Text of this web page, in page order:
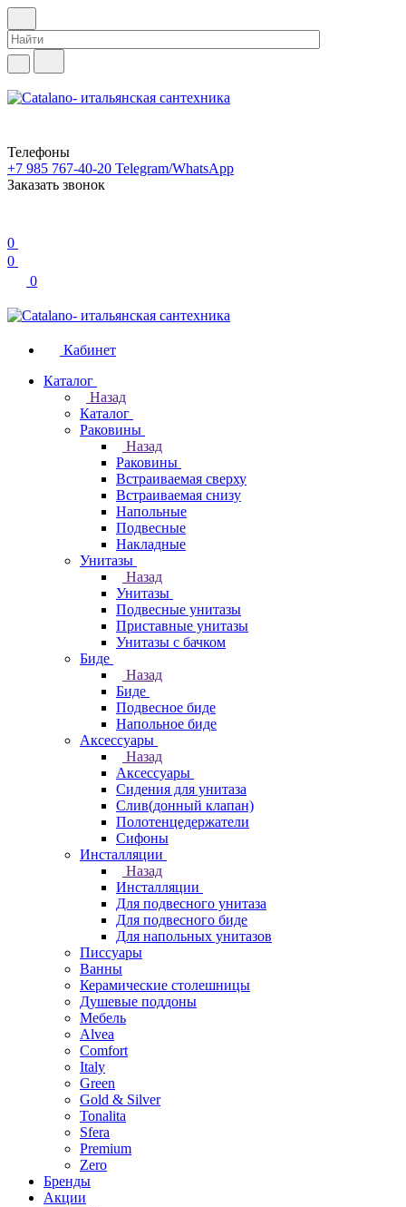
Телефоны
+7 985 767-40-20 Telegram/WhatsApp
Заказать звонок
0
0
0
Кабинет
Каталог
Назад
Каталог
Раковины
Назад
Раковины
Встраиваемая сверху
Встраиваемая снизу
Напольные
Подвесные
Накладные
Унитазы
Назад
Унитазы
Подвесные унитазы
Приставные унитазы
Унитазы с бачком
Биде
Назад
Биде
Подвесное биде
Напольное биде
Аксессуары
Назад
Аксессуары
Сидения для унитаза
Слив(донный клапан)
Полотенцедержатели
Сифоны
Инсталляции
Назад
Инсталляции
Для подвесного унитаза
Для подвесного биде
Для напольных унитазов
Писсуары
Ванны
Керамические столешницы
Душевые поддоны
Мебель
Alvea
Comfort
Italy
Green
Gold & Silver
Tonalita
Sfera
Premium
Zero
Бренды
Акции